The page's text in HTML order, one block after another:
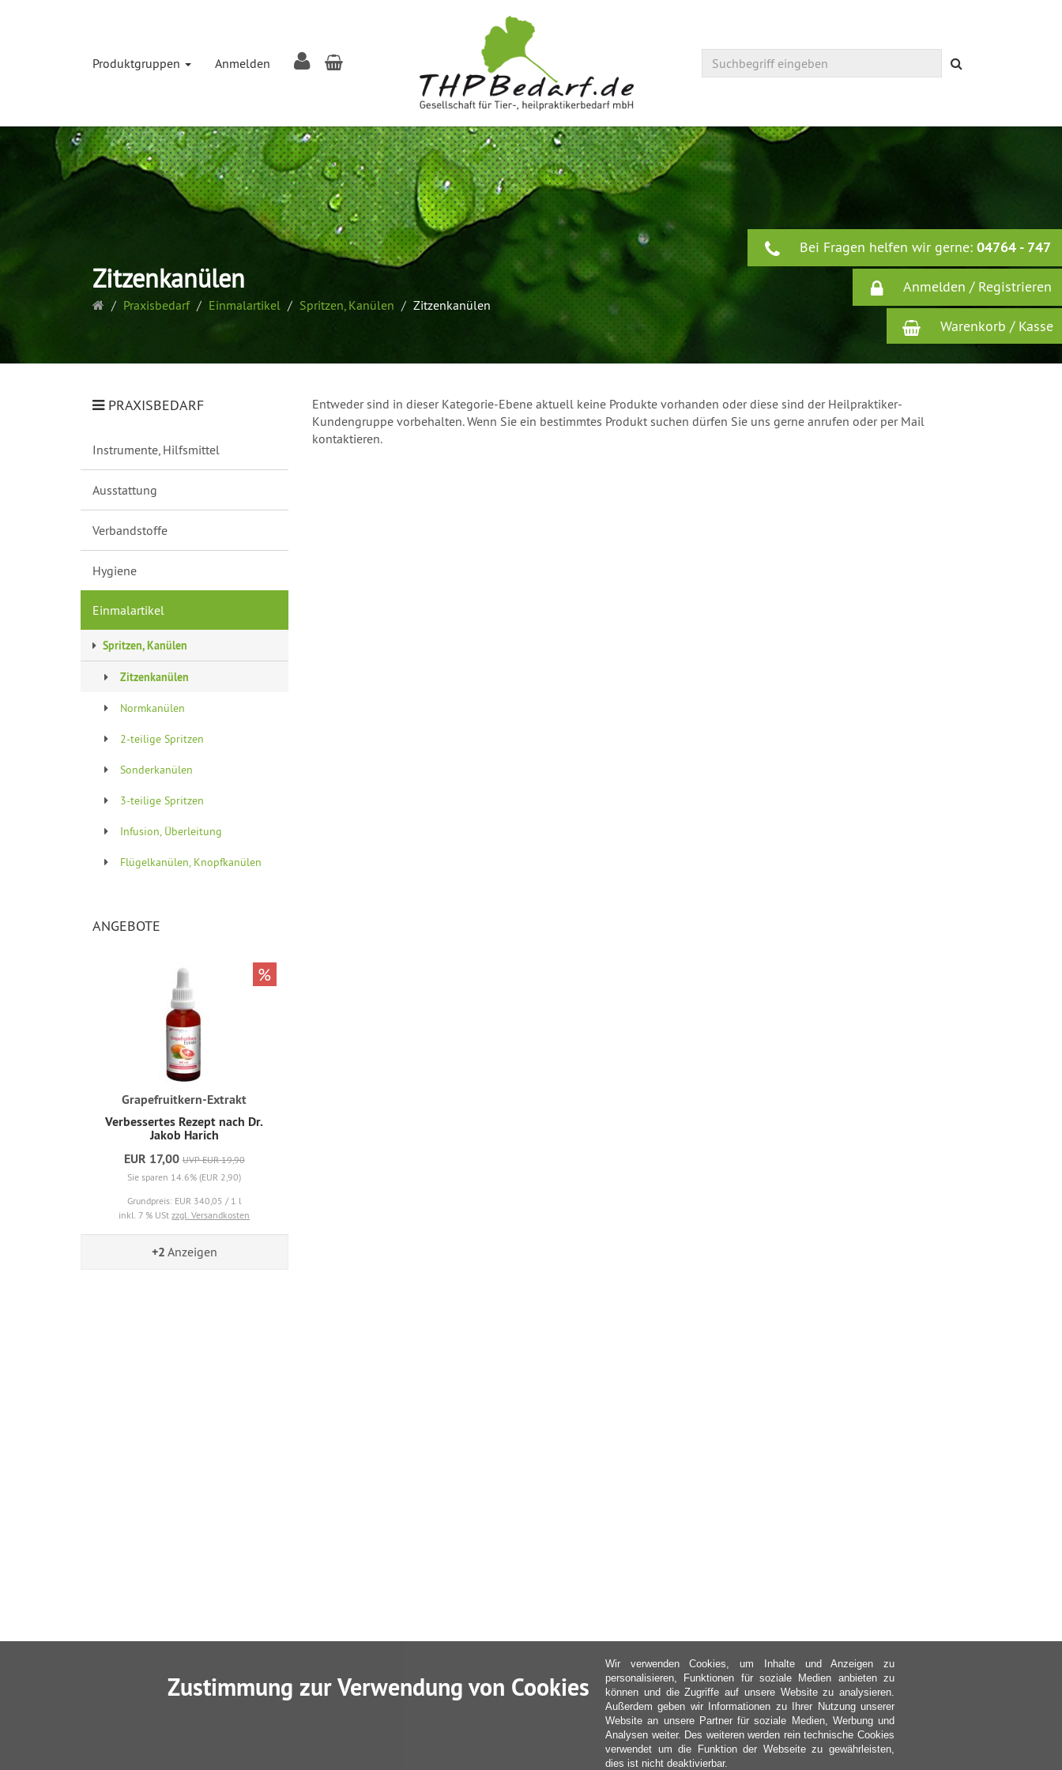
Produktgruppen Anmelden Warenkorb
Bei Fragen helfen wir gerne: 04764 - 747
Anmelden / Registrieren
Warenkorb / Kasse
Zitzenkanülen
Startseite
Praxisbedarf Einmalartikel Spritzen, Kanülen Zitzenkanülen
Entweder sind in dieser Kategorie-Ebene aktuell keine Produkte vorhanden oder diese sind der Heilpraktiker-
Kundengruppe vorbehalten. Wenn Sie ein bestimmtes Produkt suchen dürfen Sie uns gerne anrufen oder per Mail
kontaktieren.
PRAXISBEDARF
Instrumente, Hilfsmittel
Ausstattung
Verbandstoffe
Hygiene
Einmalartikel
Spritzen, Kanülen
Zitzenkanülen
Normkanülen
2-teilige Spritzen
Sonderkanülen
3-teilige Spritzen
Infusion, Überleitung
Flügelkanülen, Knopfkanülen
ANGEBOTE
Grapefruitkern-Extrakt
Verbessertes Rezept nach Dr.
Jakob Harich
EUR 17,00 UVP EUR 19,90
Sie sparen 14.6% (EUR 2,90)
Grundpreis: EUR 340,05 / 1 l
inkl. 7 % UStzzgl. Versandkosten
%
+2 Anzeigen
Zustimmung zur Verwendung von Cookies
Wir verwenden Cookies, um Inhalte und Anzeigen zu
personalisieren, Funktionen für soziale Medien anbieten zu
können und die Zugriffe auf unsere Website zu analysieren.
Außerdem geben wir Informationen zu Ihrer Nutzung unserer
Website an unsere Partner für soziale Medien, Werbung und
Analysen weiter. Des weiteren werden rein technische Cookies
verwendet um die Funktion der Webseite zu gewährleisten,
dies ist nicht deaktivierbar.